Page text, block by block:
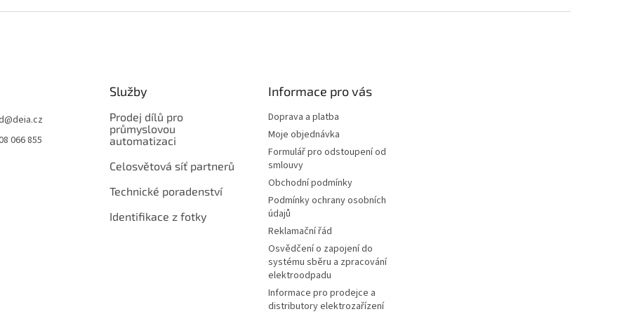
@deia.cz
066 855
Služby
Prodej dílů pro
průmyslovou
automatizaci
Celosvětová síť partnerů
Technické poradenství
Identifikace z fotky
Informace pro vás
Doprava a platba
Moje objednávka
Formulář pro odstoupení od
smlouvy
Obchodní podmínky
Podmínky ochrany osobních
údajů
Reklamační řád
Osvědčení o zapojení do
systému sběru a zpracování
elektroodpadu
Informace pro prodejce a
distributory elektrozařízení